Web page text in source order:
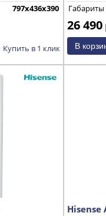
797x436x390
Купить в 1 клик
26 490
Hisense